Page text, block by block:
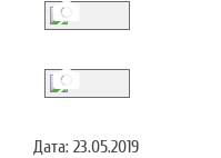
Дата: 23.05.2019